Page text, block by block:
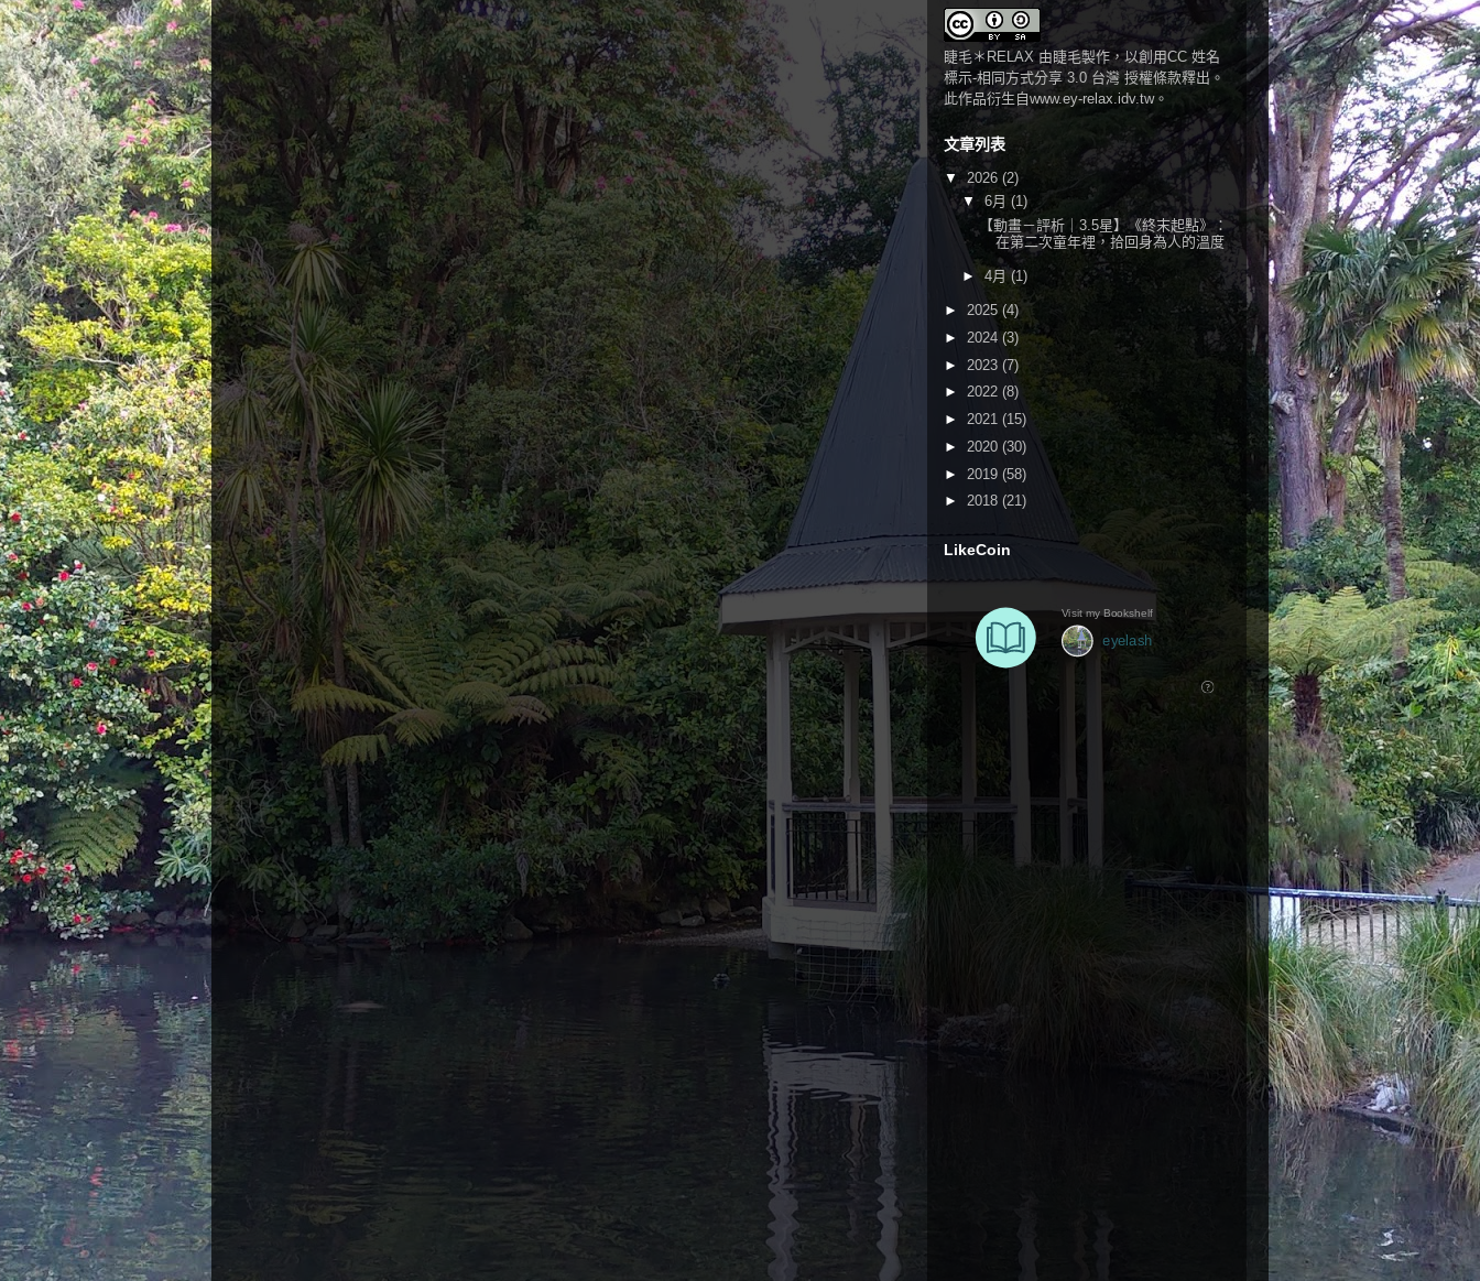
睫毛＊RELAX 由睫毛製作，以創用CC 姓名
標示-相同方式分享 3.0 台灣 授權條款釋出。
此作品衍生自www.ey-relax.idv.tw。
文章列表
▼ 2026 (2)
▼ 6月 (1)
【動畫－評析｜3.5星】《終末起點》：
在第二次童年裡，拾回身為人的溫度
► 4月(1)
► 2025 (4)
► 2024 (3)
► 2023 (7)
► 2022 (8)
► 2021 (15)
► 2020 (30)
► 2019 (58)
► 2018 (21)
LikeCoin